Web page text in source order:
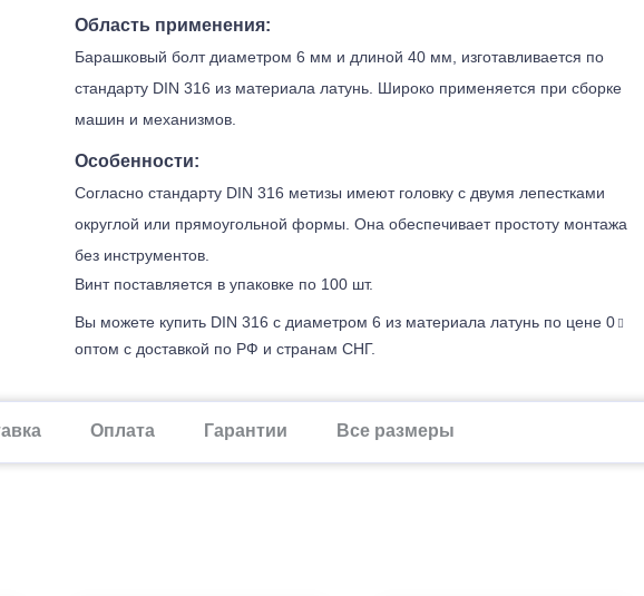
Область применения:
Барашковый болт диаметром 6 мм и длиной 40 мм, изготавливается по
стандарту DIN 316 из материала латунь. Широко применяется при сборке
машин и механизмов.
Особенности:
Согласно стандарту DIN 316 метизы имеют головку с двумя лепестками
округлой или прямоугольной формы. Она обеспечивает простоту монтажа
без инструментов.
Винт поставляется в упаковке по 100 шт.
Вы можете купить DIN 316 с диаметром 6 из материала латунь по цене 0
оптом с доставкой по РФ и странам СНГ.
Оплата Гарантии Все размеры